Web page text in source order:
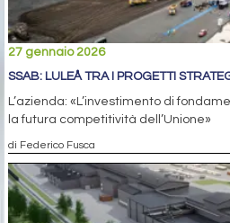
27 gennaio 2026
SSAB: LULEÅ TRA I PROGETTI
L’azienda: «L’investimento di
la futura competitività dell’Unione»
di Federico Fusca